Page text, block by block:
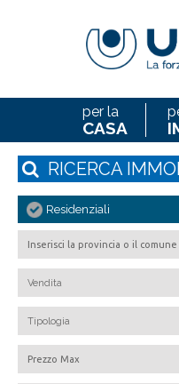
per la
CASA
RICERCA
Residenziali
Vendita
Tipologia